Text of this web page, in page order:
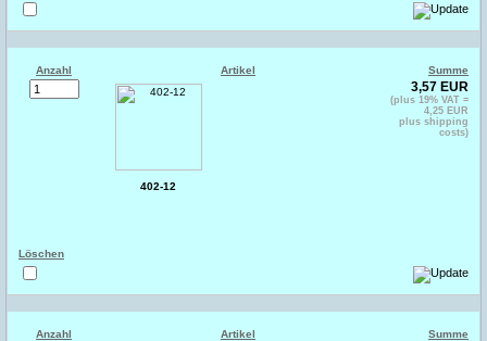
Löschen
Artikel
402-12
Anzahl Summe
3,57 EUR
(plus 19% VAT =
4,25 EUR
plus shipping
costs)
Artikel
Anzahl Summe